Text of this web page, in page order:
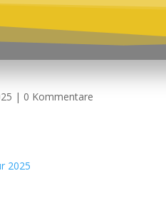
| 0 Kommentare